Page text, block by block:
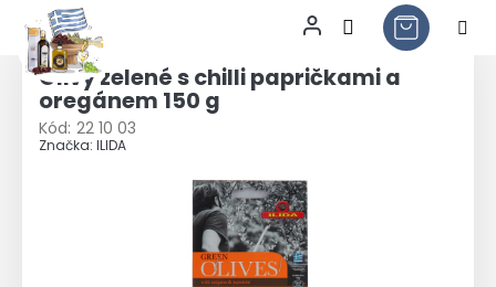
Přejít
obsahOlivy zelené s chilli papričkami a
oregánem 150 g
Kód: 22 10 03
Značka: ILIDA